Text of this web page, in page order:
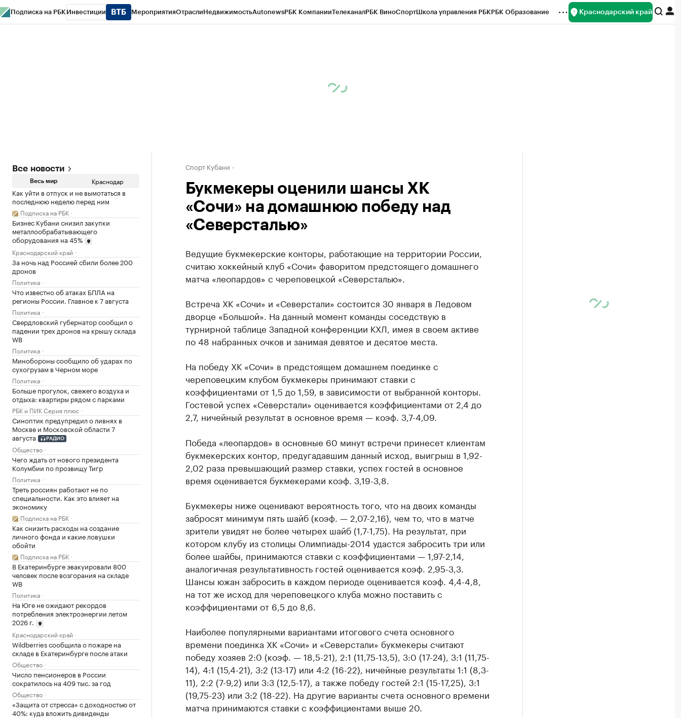
Подписка на РБК Инвестиции МероприятияОтраслиНедвижимостьAutonewsРБК КомпанииТелеканалРБК ВиноСпортШкола управления РБКРБК Образование Краснодарский край
Все новости
Весь мир Краснодар
Как уйти в отпуск и не вымотаться в
последнюю неделю перед ним
Подписка на РБК
Бизнес Кубани снизил закупки
металлообрабатывающего
оборудования на 45%
Краснодарский край
За ночь над Россией сбили более 200
дронов
Политика
Что известно об атаках БПЛА на
регионы России. Главное к 7 августа
Политика
Свердловский губернатор сообщил о
падении трех дронов на крышу склада
WB
Политика
Минобороны сообщило об ударах по
сухогрузам в Черном море
Политика
Больше прогулок, свежего воздуха и
отдыха: квартиры рядом с парками
РБК и ПИК Серия плюс
Синоптик предупредил о ливнях в
Москве и Московской области 7
августа
РАДИО
Общество
Чего ждать от нового президента
Колумбии по прозвищу Тигр
Политика
Треть россиян работают не по
специальности. Как это влияет на
экономику
Подписка на РБК
Как снизить расходы на создание
личного фонда и какие ловушки
обойти
Подписка на РБК
В Екатеринбурге эвакуировали 800
человек после возгорания на складе
WB
Политика
На Юге не ожидают рекордов
потребления электроэнергии летом
2026 г.
Краснодарский край
Wildberries сообщила о пожаре на
складе в Екатеринбурге после атаки
Общество
Число пенсионеров в России
сократилось на 409 тыс. за год
Общество
«Защита от стресса» с доходностью от
40%: куда вложить дивиденды
Спорт Кубани
Букмекеры оценили шансы ХК
«Сочи» на домашнюю победу над
«Северсталью»
Ведущие букмекерские конторы, работающие на территории России,
считаю хоккейный клуб «Сочи» фаворитом предстоящего домашнего
матча «леопардов» с череповецкой «Северсталью».
Встреча ХК «Сочи» и «Северстали» состоится 30 января в Ледовом
дворце «Большой». На данный момент команды соседствую в
турнирной таблице Западной конференции КХЛ, имея в своем активе
по 48 набранных очков и занимая девятое и десятое места.
На победу ХК «Сочи» в предстоящем домашнем поединке с
череповецким клубом букмекеры принимают ставки с
коэффициентами от 1,5 до 1,59, в зависимости от выбранной конторы.
Гостевой успех «Северстали» оценивается коэффициентами от 2,4 до
2,7, ничейный результат в основное время — коэф. 3,7-4,09.
Победа «леопардов» в основные 60 минут встречи принесет клиентам
букмекерских контор, предугадавшим данный исход, выигрыш в 1,92-
2,02 раза превышающий размер ставки, успех гостей в основное
время оценивается букмекерами коэф. 3,19-3,8.
Букмекеры ниже оценивают вероятность того, что на двоих команды
забросят минимум пять шайб (коэф. — 2,07-2,16), чем то, что в матче
зрители увидят не более четырех шайб (1,7-1,75). На результат, при
котором клубу из столицы Олимпиады-2014 удастся забросить три или
более шайбы, принимаются ставки с коэффициентами — 1,97-2,14,
аналогичная результативность гостей оценивается коэф. 2,95-3,3.
Шансы южан забросить в каждом периоде оценивается коэф. 4,4-4,8,
на тот же исход для череповецкого клуба можно поставить с
коэффициентами от 6,5 до 8,6.
Наиболее популярными вариантами итогового счета основного
времени поединка ХК «Сочи» и «Северстали» букмекеры считают
победу хозяев 2:0 (коэф. — 18,5-21), 2:1 (11,75-13,5), 3:0 (17-24), 3:1 (11,75-
14), 4:1 (15,4-21), 3:2 (13-17) или 4:2 (16-22), ничейные результаты 1:1 (8,3-
11), 2:2 (7-9,2) или 3:3 (12,5-17), а также победу гостей 2:1 (15-17,25), 3:1
(19,75-23) или 3:2 (18-22). На другие варианты счета основного времени
матча принимаются ставки с коэффициентами выше 20.